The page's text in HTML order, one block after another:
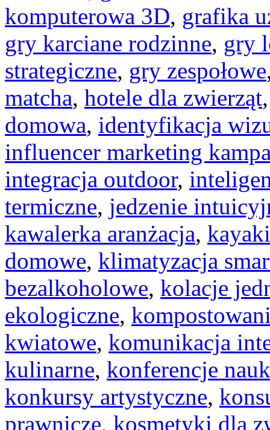
komputerowa 3D, grafika
gry karciane rodzinne, gry
strategiczne, gry zespołowe
matcha, hotele dla zwierząt
domowa, identyfikacja
influencer marketing
integracja outdoor,
termiczne, jedzenie
kawalerka aranżacja,
domowe, klimatyzacja
bezalkoholowe, kolacje
ekologiczne,
kwiatowe, komunikacja
kulinarne, konferencje
konkursy artystyczne,
prawnicze, kosmetyki dla